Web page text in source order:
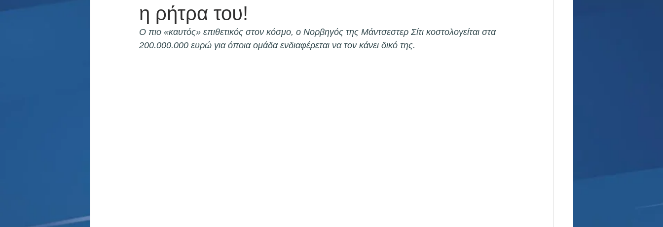
Προκριματικά Euro Μέσσι
Κριστιάνο Ρονάλντο Κόνφερενς Λιγκ Ρονάλντο
η ρήτρα του!
Ο πιο «καυτός» επιθετικός στον κόσμο, ο Νορβηγός της Μάντσεστερ Σίτι κοστολογείται στα
200.000.000 ευρώ για όποια ομάδα ενδιαφέρεται να τον κάνει δικό της.